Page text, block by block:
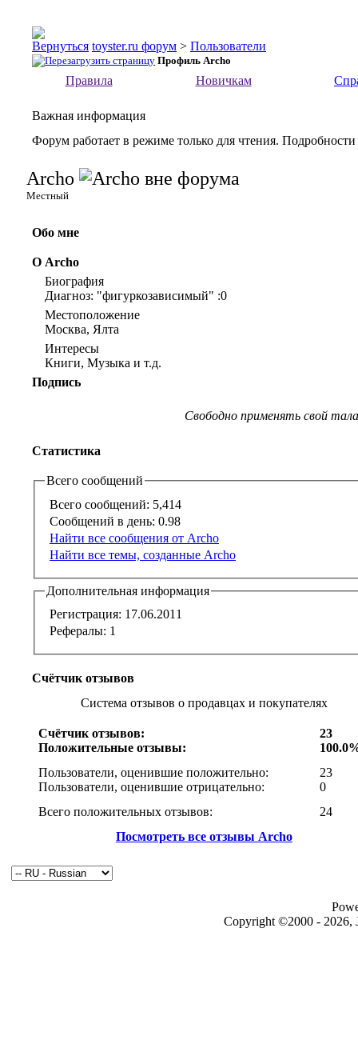
toyster.ru форум > Пользователи
Профиль Archo
Правила Новичкам
Важная информация
Форум работает в режиме только для чтения.
Archo
Местный
Обо мне
О Archo
Биография
Диагноз: "фигуркозависимый" :0
Местоположение
Москва, Ялта
Интересы
Книги, Музыка и т.д.
Подпись
Свободно применять свой
Статистика
Всего сообщений
Всего сообщений: 5,414
Сообщений в день: 0.98
Найти все сообщения от Archo
Найти все темы, созданные Archo
Дополнительная информация
Регистрация: 17.06.2011
Рефералы: 1
Счётчик отзывов
Система отзывов о продавцах и покупателях
Счётчик отзывов:
Положительные отзывы:
23
Пользователи, оценившие положительно:
Пользователи, оценившие отрицательно:
23
0
Всего положительных отзывов:
24
Посмотреть все отзывы Archo
Copyright ©2000 - 2026,